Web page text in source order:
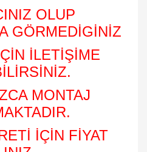
OLUP
GÖRMEDİGİNİZ
İLETİŞİME
MONTAJ
İÇİN FİYAT